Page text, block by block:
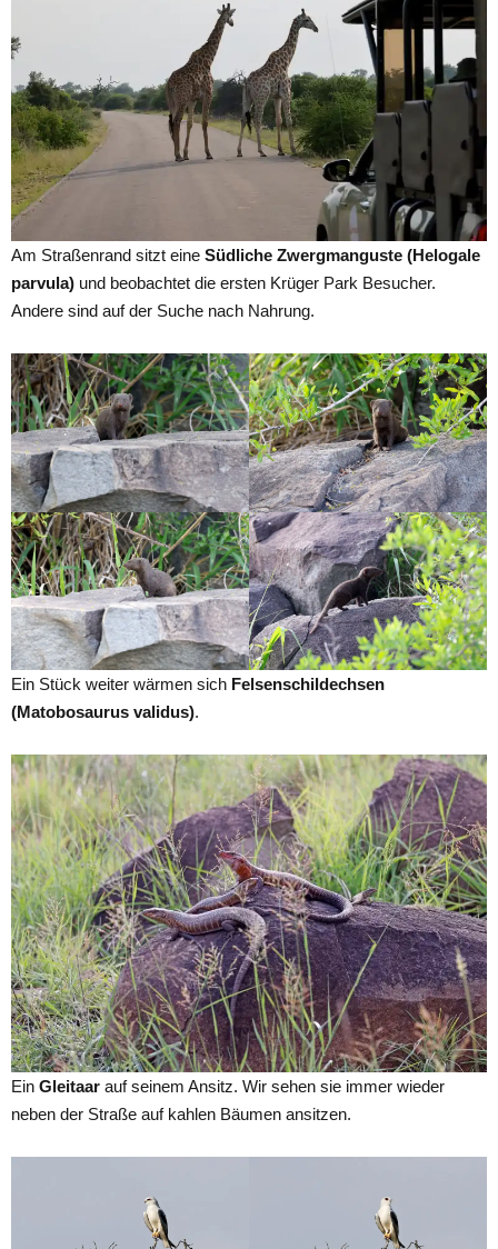
Am Straßenrand sitzt eine Südliche Zwergmanguste (Helogale
parvula) und beobachtet die ersten Krüger Park Besucher.
Andere sind auf der Suche nach Nahrung.
Ein Stück weiter wärmen sich Felsenschildechsen
(Matobosaurus validus).
Ein Gleitaar auf seinem Ansitz. Wir sehen sie immer wieder
neben der Straße auf kahlen Bäumen ansitzen.